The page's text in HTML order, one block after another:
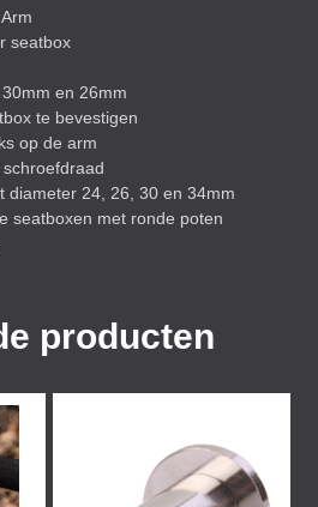
seatbox
en 26mm
te bevestigen
op de arm
diameter 24, 26, 30 en 34mm
seatboxen met ronde poten
producten